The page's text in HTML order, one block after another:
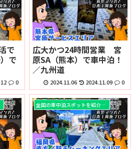
で
で
0
広大かつ24時間営業 宮
原SA（熊本）で車中泊！
／九州道
2024.11.06 2024.11.09 0
全国の車中泊スポットを紹介！！